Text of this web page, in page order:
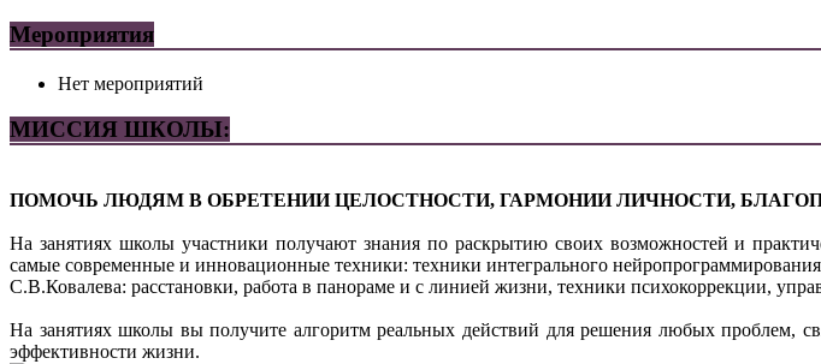
Мероприятия
Нет мероприятий
МИССИЯ ШКОЛЫ:
ПОМОЧЬ ЛЮДЯМ В ОБРЕТЕНИИ ЦЕЛОСТНОСТИ, ГАРМОНИИ ЛИЧНОСТИ,
На занятиях школы участники получают знания по раскрытию своих возможностей и
самые современные и инновационные техники: техники интегрального нейропрограммирования
С.В.Ковалева: расстановки, работа в панораме и с линией жизни, техники психокоррекции,
На занятиях школы вы получите алгоритм реальных действий для решения любых проблем,
эффективности жизни.